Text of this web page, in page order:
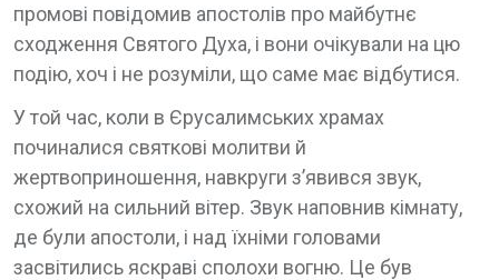
промові повідомив апостолів про майбутнє
сходження Святого Духа, і вони очікували на цю
подію, хоч і не розуміли, що саме має відбутися.
У той час, коли в Єрусалимських храмах
починалися святкові молитви й
жертвоприношення, навкруги з’явився звук,
схожий на сильний вітер. Звук наповнив кімнату,
де були апостоли, і над їхніми головами
засвітились яскраві сполохи вогню. Це був